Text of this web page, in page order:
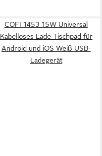
COFI 1453 15W Universal
Kabelloses Lade-Tischpad für
Android und iOS Weiß USB-
Ladegerät